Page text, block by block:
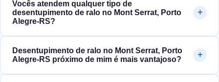
Vocês atendem qualquer tipo de
desentupimento de ralo no Mont Serrat, Porto
Alegre‑RS?
Desentupimento de ralo no Mont Serrat, Porto
Alegre‑RS próximo de mim é mais vantajoso?